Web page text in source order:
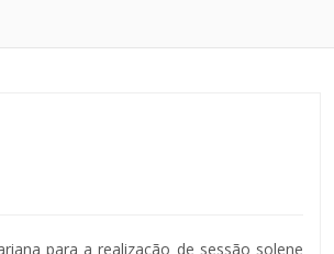
para a realização de sessão solene